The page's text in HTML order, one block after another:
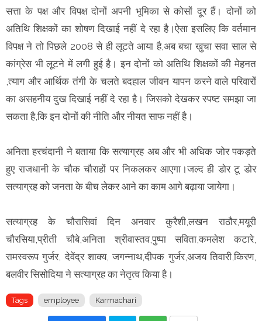
सत्ता के पक्ष और विपक्ष दोनों अपनी भूमिका से कोसों दूर हैं। दोनों को
अतिथि शिक्षकों का शोषण दिखाई नहीं दे रहा है।ऐसा इसलिए कि वर्तमान
विपक्ष ने तो पिछले 2008 से ही लूटते आया है,अब बचा खुचा सवा साल से
कांग्रेस भी लूटने में लगी हुई है। इन दोनों को अतिथि शिक्षकों की मेहनत
,त्याग और आर्थिक तंगी के चलते बदहाल जीवन यापन करने वाले परिवारों
का असहनीय दुख दिखाई नहीं दे रहा है। जिसको देखकर स्पष्ट समझा जा
सकता है,कि इन दोनों की नीति और नीयत साफ नहीं है।
अनिता हरचंदानी ने बताया कि सत्याग्रह अब और भी अधिक जोर पकड़ते
हुए राजधानी के चौक चौराहों पर निकलकर आएगा।जल्द ही डोर टू डोर
सत्याग्रह को जनता के बीच लेकर आने का काम आगे बढ़ाया जायेगा।
सत्याग्रह के चौरासिवां दिन अनवार कुरैशी,लखन राठौर,मयूरी
चौरसिया,प्रीती चौबे,अनिता श्रीवास्तव,पुष्पा सविता,कमलेश कटारे,
रामस्वरूप गुर्जर, देवेंद्र शाक्य, जगन्नाथ,दीपक गुर्जर,अजय तिवारी,किरण,
बलवीर सिसोदिया ने सत्याग्रह का नेतृत्व किया है।
Tags employee Karmachari